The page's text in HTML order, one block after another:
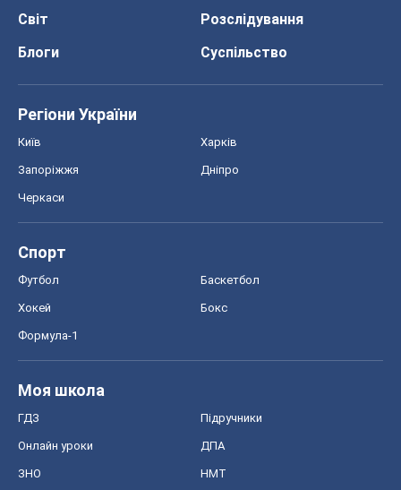
Світ
Розслідування
Блоги
Суспільство
Регіони України
Київ Харків
Запоріжжя Дніпро
Черкаси
Спорт
Футбол Баскетбол
Хокей Бокс
Формула-1
Моя школа
ГДЗ Підручники
Онлайн уроки ДПА
ЗНО НМТ